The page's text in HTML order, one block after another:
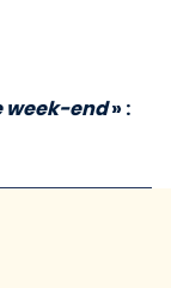
week-end» :